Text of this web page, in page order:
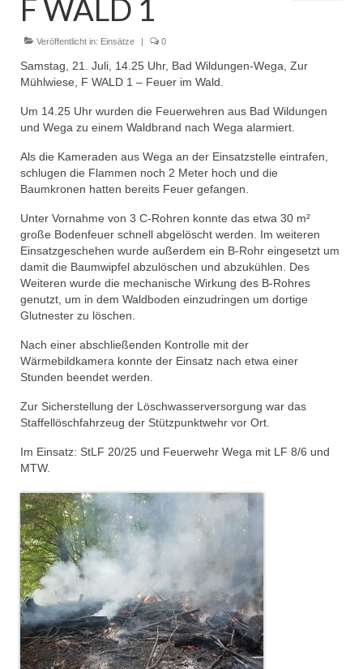
Dienstplan
Einsätze
Einsatzstichworte
Jugendfeuerwehr
Dienstplan
25-jähriges Jubiläum Jugendfeuerwehr 2021
Kreiszeltlager 2023
Kinderfeuerwehr
Infos
Dienstplan
Katastrophenschutz
KatS-Zug
Dienstplan KatS-Zug
10 Jahre KatS-Zug
Musikzug
Infos
F WALD 1
Veröffentlicht in: Einsätze | 0
Samstag, 21. Juli, 14.25 Uhr, Bad Wildungen-Wega, Zur
Mühlwiese, F WALD 1 – Feuer im Wald.
Um 14.25 Uhr wurden die Feuerwehren aus Bad Wildungen
und Wega zu einem Waldbrand nach Wega alarmiert.
Als die Kameraden aus Wega an der Einsatzstelle eintrafen,
schlugen die Flammen noch 2 Meter hoch und die
Baumkronen hatten bereits Feuer gefangen.
Unter Vornahme von 3 C-Rohren konnte das etwa 30 m²
große Bodenfeuer schnell abgelöscht werden. Im weiteren
Einsatzgeschehen wurde außerdem ein B-Rohr eingesetzt um
damit die Baumwipfel abzulöschen und abzukühlen. Des
Weiteren wurde die mechanische Wirkung des B-Rohres
genutzt, um in dem Waldboden einzudringen um dortige
Glutnester zu löschen.
Nach einer abschließenden Kontrolle mit der
Wärmebildkamera konnte der Einsatz nach etwa einer
Stunden beendet werden.
Zur Sicherstellung der Löschwasserversorgung war das
Staffellöschfahrzeug der Stützpunktwehr vor Ort.
Im Einsatz: StLF 20/25 und Feuerwehr Wega mit LF 8/6 und
MTW.